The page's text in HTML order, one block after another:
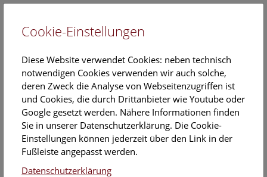
EN
Jessica Österreicher
Position:
Museumspädagogische
Vermittlung
Cookie-Einstellungen
Diese Website verwendet Cookies: neben technisch
notwendigen Cookies verwenden wir auch solche,
deren Zweck die Analyse von Webseitenzugriffen ist
und Cookies, die durch Drittanbieter wie Youtube oder
Google gesetzt werden. Nähere Informationen finden
Sie in unserer Datenschutzerklärung. Die Cookie-
Einstellungen können jederzeit über den Link in der
Fußleiste angepasst werden.
Datenschutzerklärung